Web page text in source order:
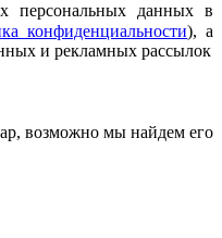
персональных данных в
конфиденциальности), а
и рекламных рассылок
возможно мы найдем его